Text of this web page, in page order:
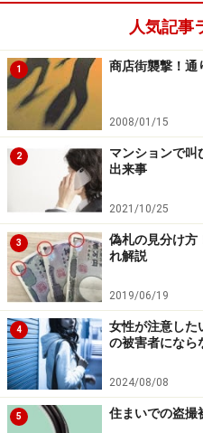
化粧室に行って鏡を見たが
かし、ついでなので用を足
して受付に戻った。する
きほどの男の姿は見えない。
（いけない）
と、足早に受付に入り、
「お待たせしました」
とにこやかに応対した。そ
「ヘンだなあ。何も用事は
きの人は他の家の人と間違
とK子さんに話しかけた。
「ああ、今日は大安だから
と話を合わせながら、受け
人気記事
1 商店街襲撃！通
2008/01/15
2
マンションで叫
出来事
2021/10/25
3
偽札の見分け方
れ解説
2019/06/19
4
女性が注意した
の被害者になら
2024/08/08
5 住まいでの盗撮